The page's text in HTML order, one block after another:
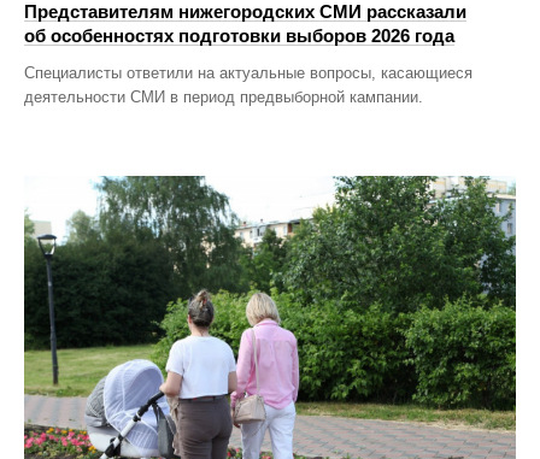
Представителям нижегородских СМИ рассказали
об особенностях подготовки выборов 2026 года
Специалисты ответили на актуальные вопросы, касающиеся
деятельности СМИ в период предвыборной кампании.